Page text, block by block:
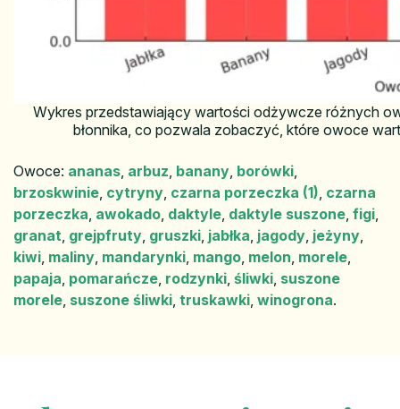
Wykres przedstawiający wartości odżywcze różnych
błonnika, co pozwala zobaczyć, które owoce
Owoce: ananas arbuz banany borówki
brzoskwinie cytryny czarna porzeczka (1) czarna
porzeczka awokado daktyle daktyle suszone figi
granat grejpfruty gruszki jabłka jagody jeżyny
kiwi maliny mandarynki mango melon morele
papaja pomarańcze rodzynki śliwki suszone
morele suszone śliwki truskawki winogrona.